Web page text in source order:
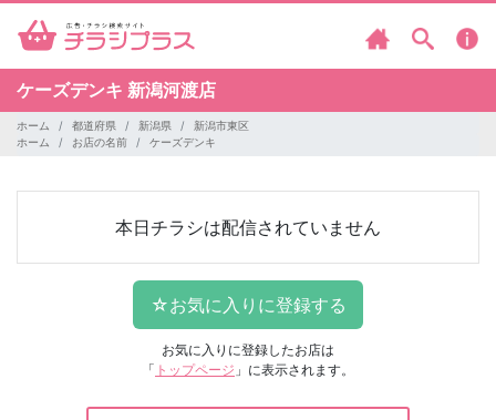
ケーズデンキ 新潟河渡店
ホーム 都道府県 新潟県
新潟市東区
ホーム
お店の名前 ケーズデンキ
本日チラシは配信されていません
お気に入りに登録したお店は
「 トップページ 」に表示されます。